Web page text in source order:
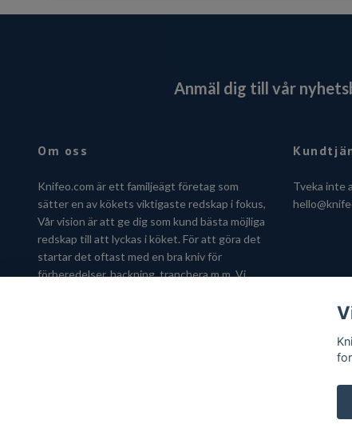
Anmäl dig till vår
Om oss
Knifeo.com är ett familjeägt företag som
sätter en av kökets viktigaste redskap i fokus,
Vår vision är att ge dig som kund bästa möjliga
redskap till att lyckas i köket. För att göra det
startar det oftast med en bra kniv för
förberedelser, hackning, tranchera m.m. Vi
Tveka inte